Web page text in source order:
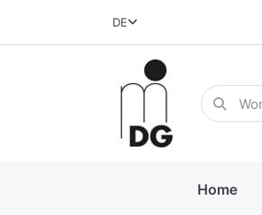
DE
Home